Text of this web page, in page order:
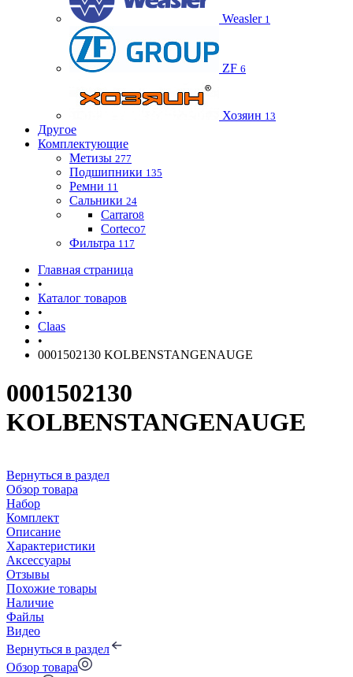
Weasler 1
ZF 6
Хозяин 13
Другое
Комплектующие
Метизы 277
Подшипники 135
Ремни 11
Сальники 24
Carraro8
Corteco7
Фильтра 117
Главная страница
•
Каталог товаров
•
Claas
•
0001502130 KOLBENSTANGENAUGE
0001502130
KOLBENSTANGENAUGE
Вернуться в раздел
Обзор товара
Набор
Комплект
Описание
Характеристики
Аксессуары
Отзывы
Похожие товары
Наличие
Файлы
Видео
Вернуться в раздел
Обзор товара